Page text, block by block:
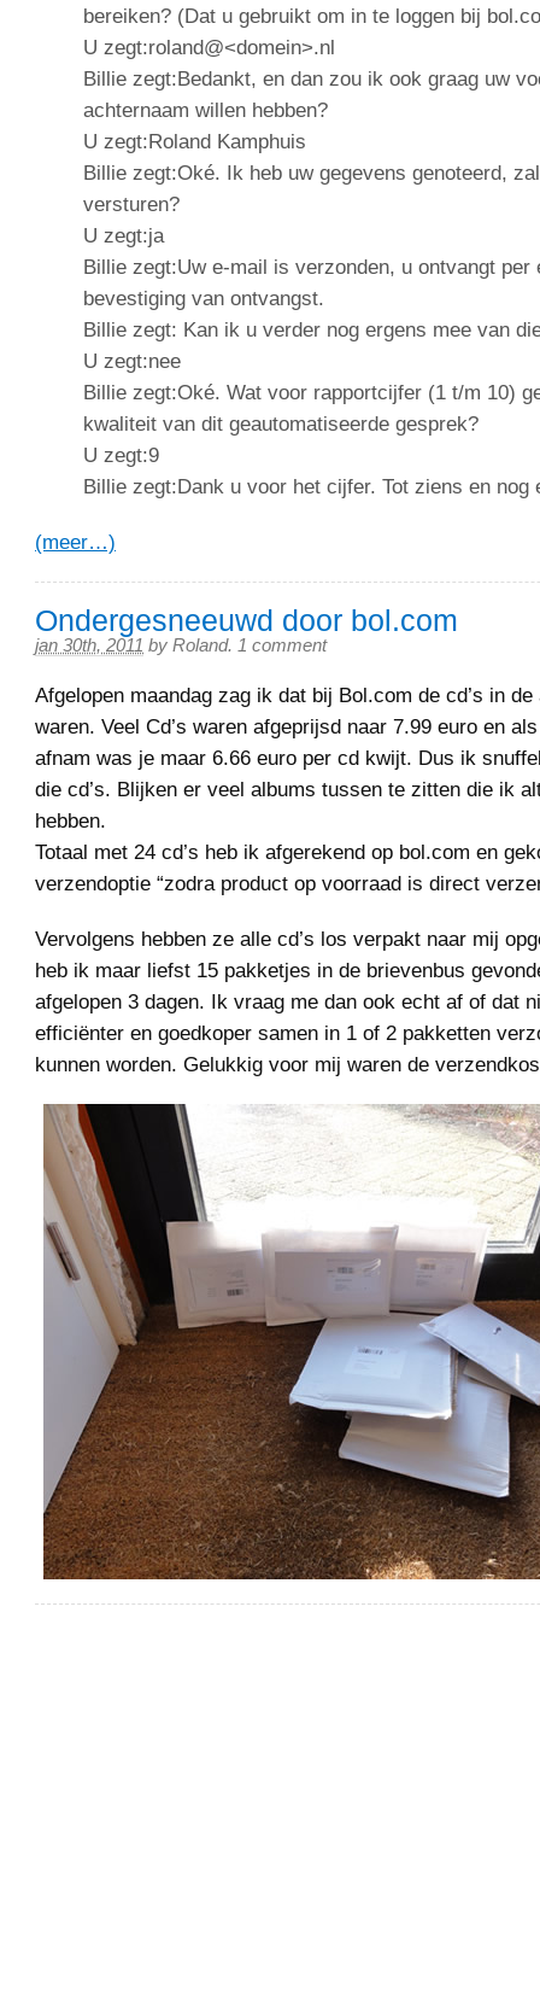
bereiken? (Dat u gebruikt om in te loggen bij
U zegt:roland@<domein>.nl
Billie zegt:Bedankt, en dan zou ik ook graag uw
achternaam willen hebben?
U zegt:Roland Kamphuis
Billie zegt:Oké. Ik heb uw gegevens genoteerd,
versturen?
U zegt:ja
Billie zegt:Uw e-mail is verzonden, u ontvangt per
bevestiging van ontvangst.
Billie zegt: Kan ik u verder nog ergens mee van
U zegt:nee
Billie zegt:Oké. Wat voor rapportcijfer (1 t/m 10)
kwaliteit van dit geautomatiseerde gesprek?
U zegt:9
Billie zegt:Dank u voor het cijfer. Tot ziens en nog
(meer…)
Ondergesneeuwd door bol.com
jan 30th, 2011 by Roland. 1 comment
Afgelopen maandag zag ik dat bij Bol.com de cd’s in de
waren. Veel Cd’s waren afgeprijsd naar 7.99 euro en
afnam was je maar 6.66 euro per cd kwijt. Dus ik
die cd’s. Blijken er veel albums tussen te zitten die ik
hebben.
Totaal met 24 cd’s heb ik afgerekend op bol.com en
verzendoptie “zodra product op voorraad is direct
Vervolgens hebben ze alle cd’s los verpakt naar mij
heb ik maar liefst 15 pakketjes in de brievenbus
afgelopen 3 dagen. Ik vraag me dan ook echt af of dat
efficiënter en goedkoper samen in 1 of 2 pakketten
kunnen worden. Gelukkig voor mij waren de